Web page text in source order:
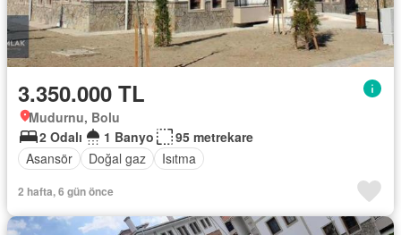
3.350.000 TL
Mudurnu, Bolu
2 Odalı
1 Banyo
95 metrekare
Asansör
Doğal gaz Isıtma
2 hafta, 6 gün önce